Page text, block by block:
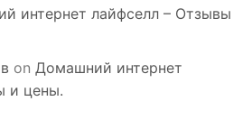
интернет лайфселл – Отзывы
on Домашний интернет
и цены.